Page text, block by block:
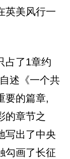
英美风行一
占了1章约
述《一个共
要的篇章,
的章节之
写出了中央
勾画了长征